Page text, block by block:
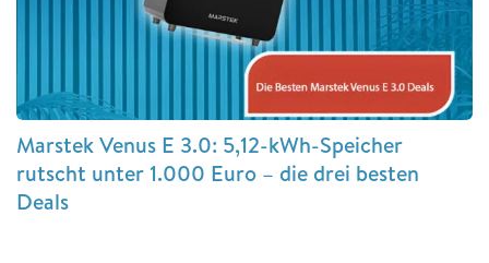
Marstek Venus E 3.0: 5,12-kWh-Speicher
rutscht unter 1.000 Euro – die drei besten
Deals